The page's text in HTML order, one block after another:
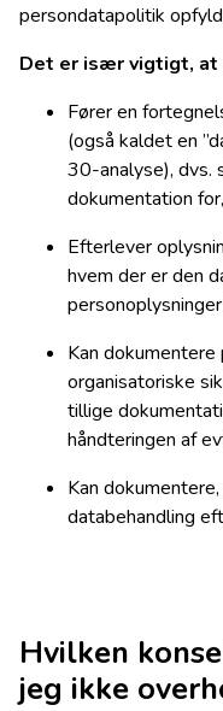
persondatapolitik
Det er især vigtigt, at
Fører en
(også kaldet en
30-analyse), dvs.
dokumentation
Efterlever
hvem der er den
Kan
organisatoriske
tillige
håndteringen af
Kan
databehandling
Hvilken
jeg ikke